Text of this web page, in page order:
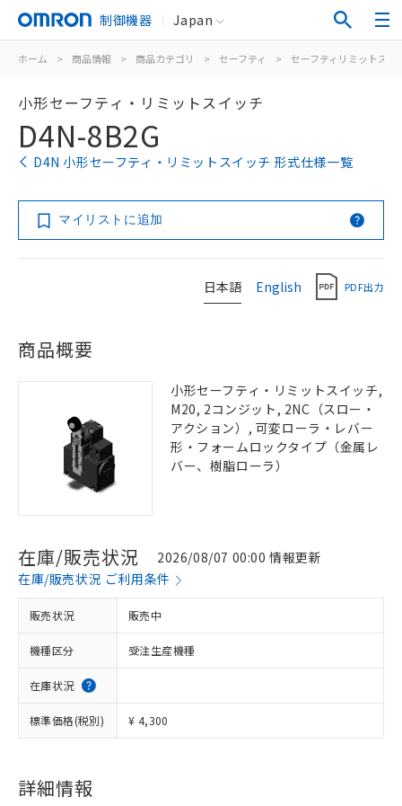
制御機器 Japan
ホーム > 商品情報 > 商品カテゴリ > セーフティ > セーフティリミットスイ
小形セーフティ・リミットスイッチ
D4N-8B2G
D4N 小形セーフティ・リミットスイッチ 形式仕様一覧
マイリストに追加
日本語 English PDF出力
商品概要
小形セーフティ・リミットスイッチ,
M20, 2コンジット, 2NC（スロー・
アクション）, 可変ローラ・レバー
形・フォームロックタイプ（金属レ
バー、樹脂ローラ）
在庫/販売状況
2026/08/07 00:00 情報更新
在庫/販売状況 ご利用条件
販売状況 販売中
機種区分 受注生産機種
在庫状況
標準価格(税別) ¥ 4,300
詳細情報